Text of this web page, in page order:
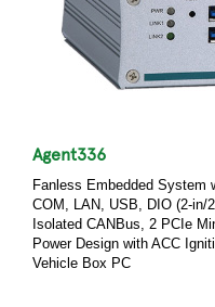
Agent336
Fanless Embedded System
COM, LAN, USB, DIO (2-in/
Isolated CANBus, 2 PCIe
Power Design with ACC
Vehicle Box PC